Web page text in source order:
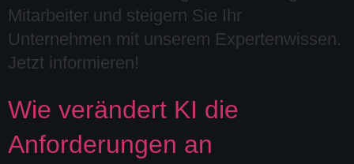
Mitarbeiter und steigern Sie Ihr
Unternehmen mit unserem Expertenwissen.
Jetzt informieren!
Wie verändert KI die
Anforderungen an